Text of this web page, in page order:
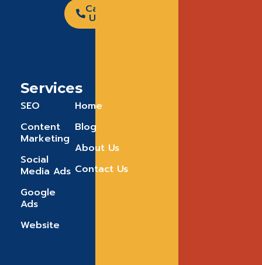
Call
Us
Services
SEO
Content
Marketing
Social
Media Ads
Google
Ads
Website
Home
Blog
About Us
Contact Us